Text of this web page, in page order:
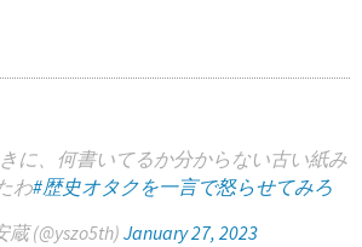
に、何書いてるか分からない古い紙み
わ#歴史オタクを一言で怒らせてみろ
蔵 (@yszo5th) January 27, 2023